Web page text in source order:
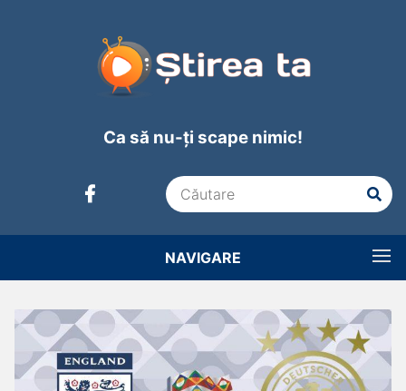
Ca să nu-ți scape nimic!
NAVIGARE